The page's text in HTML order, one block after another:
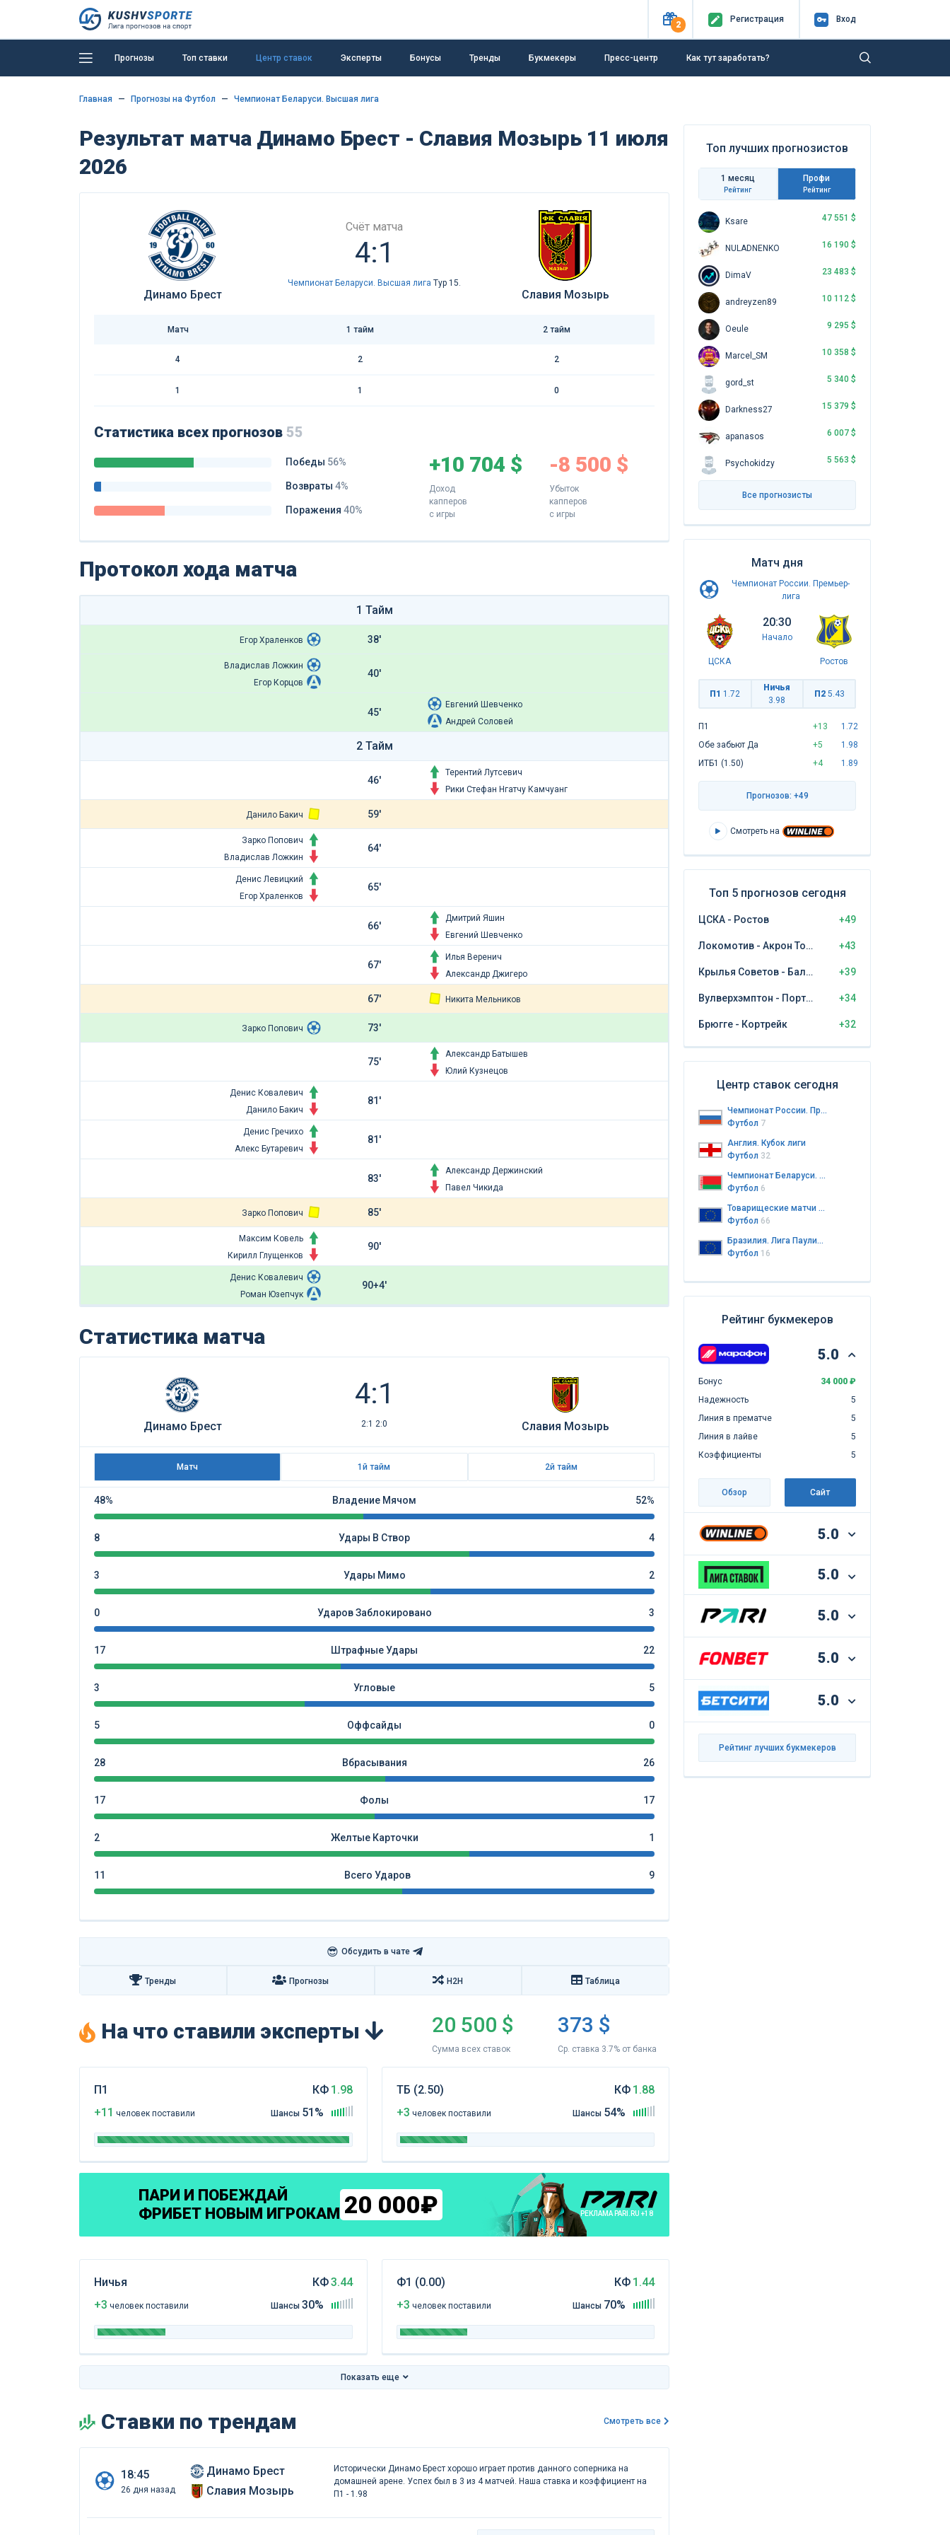
2
Регистрация Вход
Прогнозы Топ ставки Центр ставок Эксперты Бонусы Тренды Букмекеры Пресс-центр Как тут заработать?
Главная Прогнозы на Футбол Чемпионат Беларуси. Высшая лига
Результат матча Динамо Брест - Славия Мозырь 11 июля
2026
Динамо Брест
Счёт матча
4:1
Чемпионат Беларуси. Высшая лига Тур 15.
Славия Мозырь
Матч 1 тайм 2 тайм
4 2 2
1 1 0
Статистика всех прогнозов 55
Победы 56%
Возвраты 4%
Поражения 40%
+10 704 $
Доход
капперов
с игры
-8 500 $
Убыток
капперов
с игры
Протокол хода матча
1 Тайм
Егор Храленков 38'
Владислав Ложкин
Егор Корцов
40'
45'
Евгений Шевченко
Андрей Соловей
2 Тайм
46'
Терентий Лутсевич
Рики Стефан Нгатчу Камчуанг
Данило Бакич 59'
Зарко Попович
Владислав Ложкин
64'
Денис Левицкий
Егор Храленков
65'
66'
Дмитрий Яшин
Евгений Шевченко
67'
Илья Веренич
Александр Джигеро
67' Никита Мельников
Зарко Попович 73'
75'
Александр Батышев
Юлий Кузнецов
Денис Ковалевич
Данило Бакич
81'
Денис Гречихо
Алекс Бутаревич
81'
83'
Александр Держинский
Павел Чикида
Зарко Попович 85'
Максим Ковель
Кирилл Глущенков
90'
Денис Ковалевич
Роман Юзепчук
90+4'
Статистика матча
Динамо Брест
4:1
2:1 2:0 Славия Мозырь
Матч 1й тайм 2й тайм
48% Владение Мячом 52%
8 Удары В Створ 4
3 Удары Мимо 2
0 Ударов Заблокировано 3
17 Штрафные Удары 22
3 Угловые 5
5 Оффсайды 0
28 Вбрасывания 26
17 Фолы 17
2 Желтые Карточки 1
11 Всего Ударов 9
😎 Обсудить в чате
Тренды Прогнозы H2H Таблица
На что ставили эксперты 20 500 $
Сумма всех ставок
373 $
Ср. ставка 3.7% от банка
П1
+11 человек поставили
КФ 1.98
Шансы 51%
ТБ (2.50)
+3 человекпоставили
КФ 1.88
Шансы 54%
ПАРИ И ПОБЕЖДАЙ
ФРИБЕТ НОВЫМ ИГРОКАМ 20 000₽ РЕКЛАМА PARI.RU +18
Ничья
+3 человек поставили
КФ3.44
Шансы 30%
Ф1 (0.00)
+3 человекпоставили
КФ 1.44
Шансы 70%
Показать еще
Ставки по трендам Смотреть все
18:45
26 дня назад
Динамо Брест
Славия Мозырь
Исторически Динамо Брест хорошо играет против данного соперника на
домашней арене. Успех был в 3 из 4 матчей. Наша ставка и коэффициент на
П1 - 1.98
Топ лучших прогнозистов
1 месяц
Рейтинг
Профи
Рейтинг
Ksare 47 551 $
NULADNENKO 16 190 $
DimaV 23 483 $
andreyzen89 10 112 $
Oeule 9 295 $
Marcel_SM 10 358 $
gord_st 5 340 $
Darkness27 15 379 $
apanasos 6 007 $
Psychokidzy 5 563 $
Все прогнозисты
Матч дня
Чемпионат России. Премьер-
лига
ЦСКА
20:30
Начало
Ростов
П1 1.72
Ничья
3.98
П2 5.43
П1 +13
1.72
Обе забьют Да
+5
1.98
ИТБ1 (1.50)
+4 1.89
Прогнозов: +49
Смотреть на
Топ 5 прогнозов сегодня
ЦСКА - Ростов +49
Локомотив - Акрон Тольятти +43
Крылья Советов - Балтика Калининград +39
Вулверхэмптон - Порт Вэйл +34
Брюгге - Кортрейк +32
Центр ставок сегодня
Чемпионат России. Премьер-лига
Футбол 7
Англия. Кубок лиги
Футбол 32
Чемпионат Беларуси. Высшая лига
Футбол 6
Товарищеские матчи клубов
Футбол 66
Бразилия. Лига Паулиста до 20 лет
Футбол 16
Рейтинг букмекеров
5.0
Бонус
34 000 ₽
Надежность
5
Линия в прематче
5
Линия в лайве
5
Коэффициенты
5
Обзор Сайт
5.0
5.0
5.0
5.0
5.0
Рейтинг лучших букмекеров